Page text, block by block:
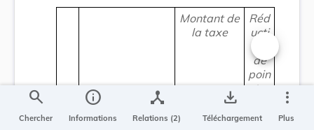
Ré
Montant de
la taxe
Réd
ucti
de
poin
ts
vert
Changer la
search
Chercher
info
Informations
device_hub
Relations (2)
save_alt
Téléchargement
more_vert
Plus